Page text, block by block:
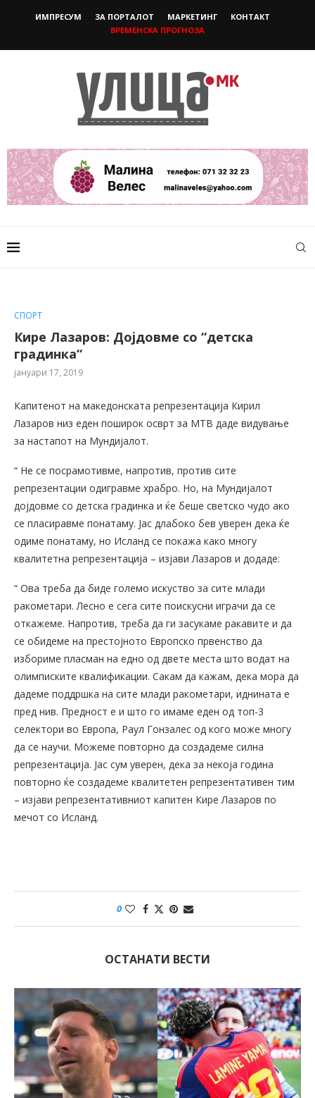
ИМПРЕСУМ ЗА ПОРТАЛОТ МАРКЕТИНГ
КОНТАКТ
ВРЕМЕНСКА ПРОГНОЗА
СПОРТ
Кире Лазаров: Дојдовме со “детска
градинка“
јануари 17, 2019
Капитенот на македонската репрезентација Кирил
Лазаров низ еден поширок осврт за МТВ даде видување
за настапот на Мундијалот.
“ Не се посрамотивме, напротив, против сите
репрезентации одигравме храбро. Но, на Мундијалот
дојдовме со детска градинка и ќе беше светско чудо ако
се пласиравме понатаму. Јас длабоко бев уверен дека ќе
одиме понатаму, но Исланд се покажа како многу
квалитетна репрезентација – изјави Лазаров и додаде:
“ Ова треба да биде големо искуство за сите млади
ракометари. Лесно е сега сите поискусни играчи да се
откажеме. Напротив, треба да ги засукаме ракавите и да
се обидеме на престојното Европско првенство да
избориме пласман на едно од двете места што водат на
олимписките квалификации. Сакам да кажам, дека мора да
дадеме поддршка на сите млади ракометари, иднината е
пред нив. Предност е и што го имаме еден од топ-3
селектори во Европа, Раул Гонзалес од кого може многу
да се научи. Можеме повторно да создадеме силна
репрезентација. Јас сум уверен, дека за некоја година
повторно ќе создадеме квалитетен репрезентативен тим
– изјави репрезентативниот капитен Кире Лазаров по
мечот со Исланд.
0
ОСТАНАТИ ВЕСТИ